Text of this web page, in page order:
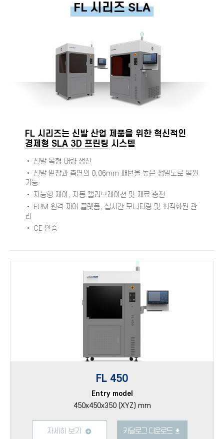
FL 시리즈 SLA
FL 시리즈는 신발 산업 제품을 위한 혁신적인
경제형 SLA 3D 프린팅 시스템
• 신발 목형 대량 생산
• 신발 밑창과 측면의 0.06mm 패턴을 높은 정밀도로 복원
가능
• 지능형 제어, 자동 캘리브레이션 및 재료 충전
•
EPM 원격 제어 플랫폼, 실시간 모니터링 및 최적화된 관
리
• CE 인증
FL 450
Entry model
450x450x350 (XYZ) mm
자세히 보기 카달로그 다운로드